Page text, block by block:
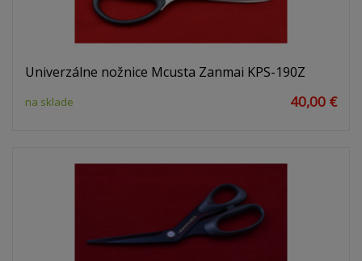
Univerzálne nožnice Mcusta Zanmai KPS-190Z
na sklade 40,00 €